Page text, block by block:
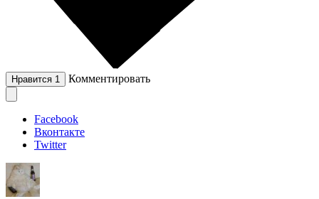
Нравится 1 Комментировать
Facebook
Вконтакте
Twitter